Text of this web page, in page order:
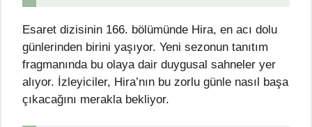
Esaret dizisinin 166. bölümünde Hira, en acı dolu
günlerinden birini yaşıyor. Yeni sezonun tanıtım
fragmanında bu olaya dair duygusal sahneler yer
alıyor. İzleyiciler, Hira’nın bu zorlu günle nasıl başa
çıkacağını merakla bekliyor.